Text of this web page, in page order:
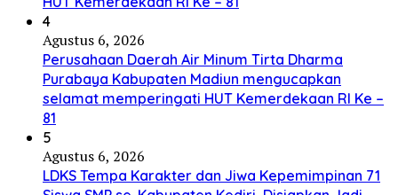
4
Agustus 6, 2026
Perusahaan Daerah Air Minum Tirta Dharma
Purabaya Kabupaten Madiun mengucapkan
selamat memperingati HUT Kemerdekaan RI Ke –
81
5
Agustus 6, 2026
LDKS Tempa Karakter dan Jiwa Kepemimpinan 71